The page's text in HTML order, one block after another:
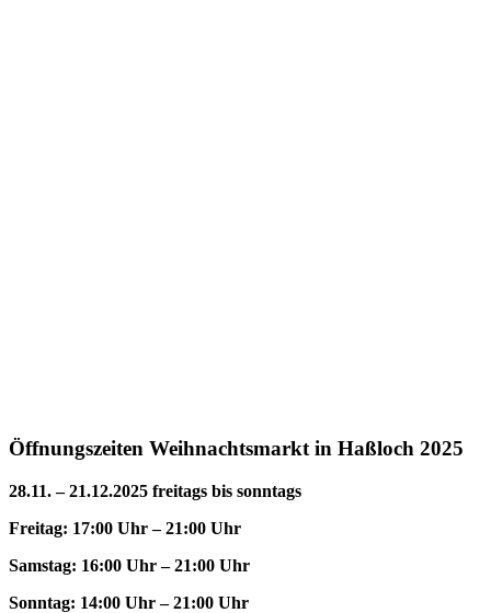
Öffnungszeiten Weihnachtsmarkt in Haßloch 2025
28.11. – 21.12.2025 freitags bis sonntags
Freitag: 17:00 Uhr – 21:00 Uhr
Samstag: 16:00 Uhr – 21:00 Uhr
Sonntag: 14:00 Uhr – 21:00 Uhr